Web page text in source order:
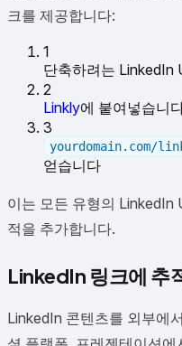
크를 제공합니다:
1
단축하려는 LinkedIn
2
Linkly에 붙여넣습니
3
yourdomain.com/
얻습니다
이는 모든 유형의 LinkedIn
적을 추가합니다.
LinkedIn 링크에 추
LinkedIn 콘텐츠를 외부에